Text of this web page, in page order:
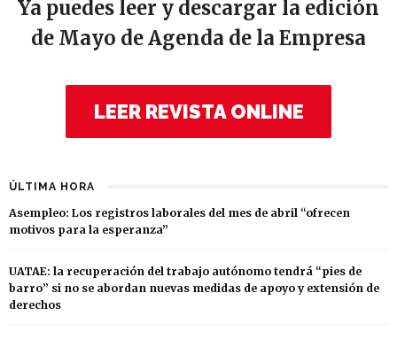
Ya puedes leer y descargar la edición
de Mayo de Agenda de la Empresa
LEER REVISTA ONLINE
ÚLTIMA HORA
Asempleo: Los registros laborales del mes de abril “ofrecen
motivos para la esperanza”
UATAE: la recuperación del trabajo autónomo tendrá “pies de
barro” si no se abordan nuevas medidas de apoyo y extensión de
derechos